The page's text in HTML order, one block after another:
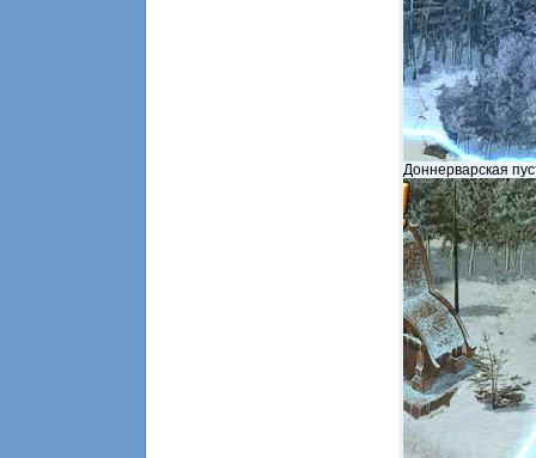
Доннерварская